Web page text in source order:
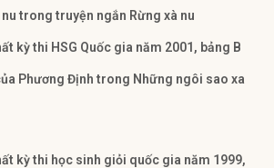
trong truyện ngắn Rừng xà nu
kỳ thi HSG Quốc gia năm 2001, bảng B
Phương Định trong Những ngôi sao xa
kỳ thi học sinh giỏi quốc gia năm 1999,